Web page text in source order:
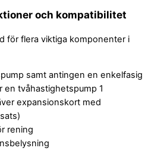
och kompatibilitet
för flera viktiga komponenter i
samt antingen en enkelfasig
en tvåhastighetspump 1
expansionskort med
rening